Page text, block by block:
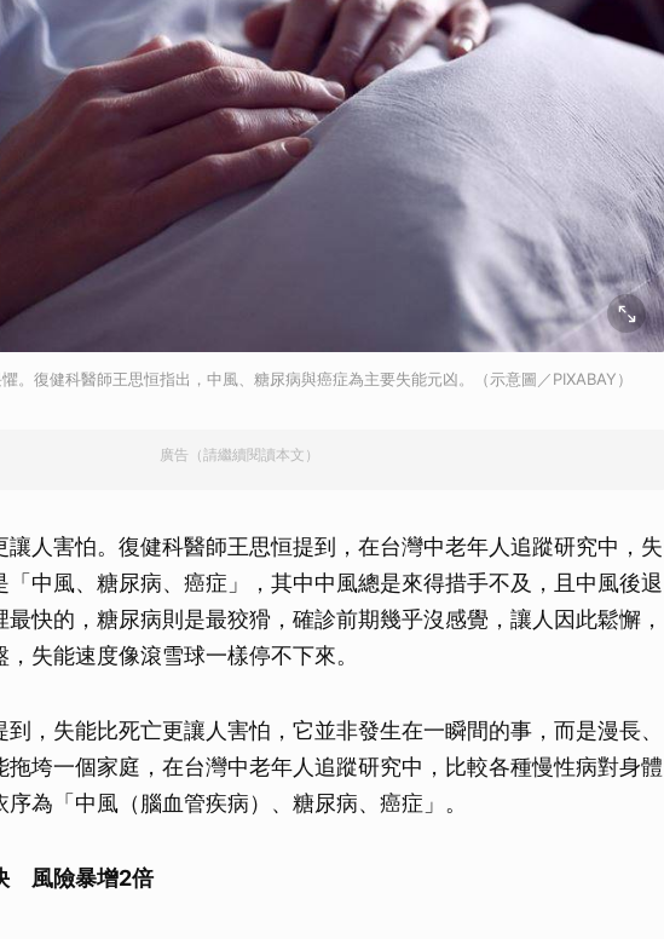
。復健科醫師王思恒指出，中風、糖尿病與癌症為主要失能元凶。（示意圖／PIXABAY）
廣告（請繼續閱讀本文）
讓人害怕。復健科醫師王思恒提到，在台灣中老年人追蹤研究中，失
「中風、糖尿病、癌症」，其中中風總是來得措手不及，且中風後退
快的，糖尿病則是最狡猾，確診前期幾乎沒感覺，讓人因此鬆懈，
失能速度像滾雪球一樣停不下來。
到，失能比死亡更讓人害怕，它並非發生在一瞬間的事，而是漫長、
拖垮一個家庭，在台灣中老年人追蹤研究中，比較各種慢性病對身體
為「中風（腦血管疾病）、糖尿病、癌症」。
風險暴增2倍